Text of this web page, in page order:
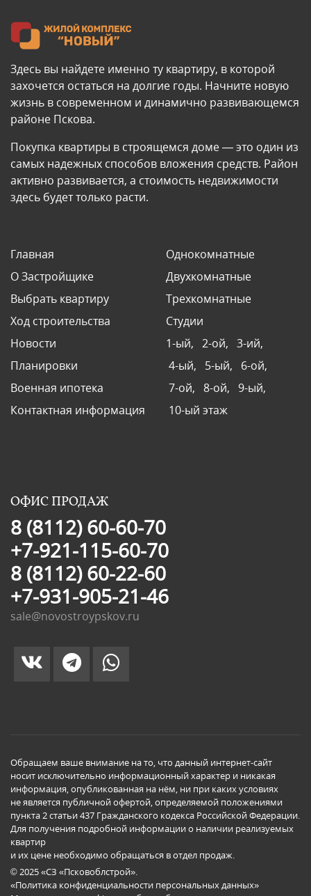
Здесь вы найдете именно ту квартиру, в которой
захочется остаться на долгие годы. Начните новую
жизнь в современном и динамично развивающемся
районе Пскова.
Покупка квартиры в строящемся доме — это один из
самых надежных способов вложения средств. Район
активно развивается, а стоимость недвижимости
здесь будет только расти.
Главная
О Застройщике
Выбрать квартиру
Ход строительства
Новости
Планировки
Военная ипотека
Контактная информация
Однокомнатные
Двухкомнатные
Трехкомнатные
Студии
1-ый, 2-ой, 3-ий,
4-ый,
5-ый,
6-ой,
7-ой, 8-ой, 9-ый,
10-ый этаж
ОФИС ПРОДАЖ
8 (8112) 60-60-70
+7-921-115-60-70
8 (8112) 60-22-60
+7-931-905-21-46
sale@novostroypskov.ru
Обращаем ваше внимание на то, что данный интернет-сайт
носит исключительно информационный характер и никакая
информация, опубликованная на нём, ни при каких условиях
не является публичной офертой, определяемой положениями
пункта 2 статьи 437 Гражданского кодекса Российской Федерации.
Для получения подробной информации о наличии реализуемых
квартир
и их цене необходимо обращаться в отдел продаж.
© 2025 «СЗ «Псковоблстрой».
«Политика конфиденциальности персональных данных»